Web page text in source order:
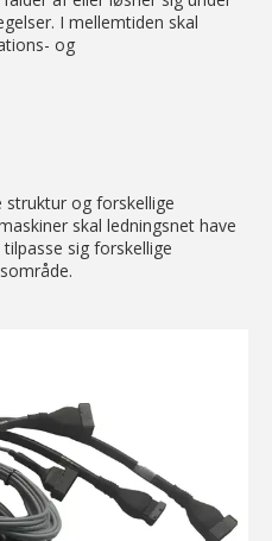
I mellemtiden skal
og
struktur og forskellige
skal ledningsnet have
sig forskellige